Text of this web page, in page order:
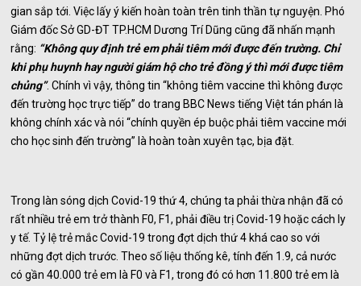
gian sắp tới. Việc lấy ý kiến hoàn toàn trên tinh thần tự nguyện. Phó
Giám đốc Sở GD-ĐT TP.HCM Dương Trí Dũng cũng đã nhấn mạnh
rằng: “Không quy định trẻ em phải tiêm mới được đến trường. Chỉ
khi phụ huynh hay người giám hộ cho trẻ đồng ý thì mới được tiêm
chủng”. Chính vì vậy, thông tin “không tiêm vaccine thì không được
đến trường học trực tiếp” do trang BBC News tiếng Việt tán phán là
không chính xác và nói “chính quyền ép buộc phải tiêm vaccine mới
cho học sinh đến trường” là hoàn toàn xuyên tạc, bịa đặt.
Trong làn sóng dịch Covid-19 thứ 4, chúng ta phải thừa nhận đã có
rất nhiều trẻ em trở thành F0, F1, phải điều trị Covid-19 hoặc cách ly
y tế. Tỷ lệ trẻ mắc Covid-19 trong đợt dịch thứ 4 khá cao so với
những đợt dịch trước. Theo số liệu thống kê, tính đến 1.9, cả nước
có gần 40.000 trẻ em là F0 và F1, trong đó có hơn 11.800 trẻ em là